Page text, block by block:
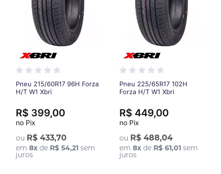
Pneu 215/60R17 96H Forza
H/T W1 Xbri
ou R$ 433,70
em8x de R$ 54,21 sem
juros
R$ 399,00
no Pix
Pneu 225/65R17 102H
Forza H/T W1 Xbri
ou R$ 488,04
em 8xde R$ 61,01sem
juros
R$ 449,00
no Pix